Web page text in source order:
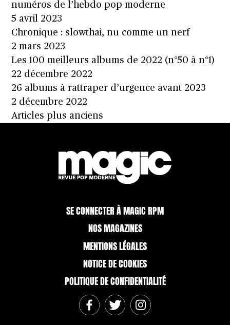
numéros de l’hebdo pop moderne
5 avril 2023
Chronique : slowthai, nu comme un nerf
2 mars 2023
Les 100 meilleurs albums de 2022 (n°50 à n°1)
22 décembre 2022
26 albums à rattraper d’urgence avant 2023
2 décembre 2022
Navigation
Articles plus anciens
SE CONNECTER À MAGIC RPM
NOS MAGAZINES
MENTIONS LÉGALES
NOTICE DE COOKIES
POLITIQUE DE CONFIDENTIALITÉ